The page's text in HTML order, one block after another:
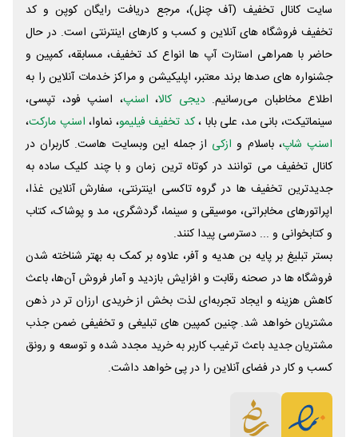
سایت کانال تخفیف (آف چنل)، مرجع دریافت رایگان کوپن و کد
تخفیف فروشگاه های آنلاین و کسب و‌ کارهای اینترنتی است. در حال
حاضر با همراهی استارت آپ ها انواع کد تخفیف، مسابقه، کمپین و
جشنواره های صدها برند معتبر، اپلیکیشن و مراکز خدمات آنلاین را به
اطلاع مخاطبان می‌رسانیم. دیجی کالا، اسنپ، اسنپ فود، تپسی،
سینماتیکت، بانی مد، علی‌ بابا ،کد تخفیف فیلیمو، نماوا، اسنپ مارکت،
اسنپ شاپ، باسلام و ازکی از جمله این وبسایت ‌هاست. کاربران در
کانال تخفیف می توانند در کوتاه ترین زمان و با چند کلیک ساده به
جدیدترین تخفیف ها در گروه تاکسی اینترنتی، سفارش آنلاین غذا،
اپراتورهای مخابراتی، موسیقی و سینما، گردشگری، مد و پوشاک، کتاب
و کتابخوانی و ... دسترسی پیدا کنند.
بستر تبلیغ بر پایه بن هدیه و آفر، علاوه بر کمک به بهتر شناخته شدن
فروشگاه ها در صحنه رقابت و افزایش بازدید و آمار فروش آن‌ها، باعث
کاهش هزینه و ایجاد تجربه‌ای لذت بخش از خریدی ارزان تر در ذهن
مشتریان خواهد شد. چنین کمپین های تبلیغی و تخفیفی ضمن جذب
مشتریان جدید باعث ترغیب کاربر به خرید مجدد شده و توسعه و رونق
کسب و کار در فضای آنلاین را در پی خواهد داشت.